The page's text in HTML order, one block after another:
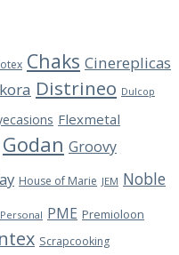
Chaks Cinereplicas
Distrineo Dulcop
Flexmetal
Godan Groovy
House of Marie JEM Noble
Personal PME Premioloon
Scrapcooking